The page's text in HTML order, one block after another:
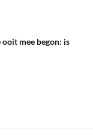
mee begon: is